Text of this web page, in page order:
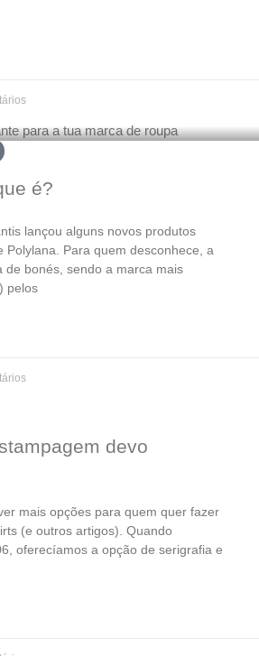
é?
lançou alguns novos produtos
Polylana. Para quem desconhece, a
de bonés, sendo a marca mais
pelos
devo
mais opções para quem quer fazer
(e outros artigos). Quando
oferecíamos a opção de serigrafia e